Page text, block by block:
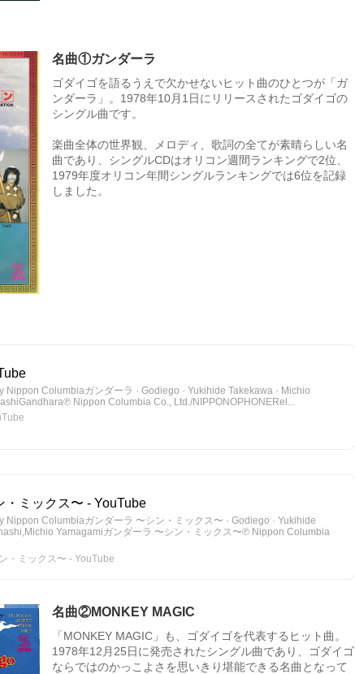
名曲①ガンダーラ
ゴダイゴを語るうえで欠かせないヒット曲のひとつが「ガ
ンダーラ」。1978年10月1日にリリースされたゴダイゴの
シングル曲です。
楽曲全体の世界観、メロディ、歌詞の全てが素晴らしい名
曲であり、シングルCDはオリコン週間ランキングで2位、
1979年度オリコン年間シングルランキングでは6位を記録
しました。
Nippon Columbiaガンダーラ · Godiego · Yukihide Takekawa · Michio
Nippon Columbia Co., Ltd./NIPPONOPHONERel...
・ミックス〜 - YouTube
Nippon Columbiaガンダーラ 〜シン・ミックス〜 · Godiego · Yukihide
Yamagamiガンダーラ 〜シン・ミックス〜℗ Nippon Columbia
・ミックス〜 - YouTube
名曲②MONKEY MAGIC
「MONKEY MAGIC」も、ゴダイゴを代表するヒット曲。
1978年12月25日に発売されたシングル曲であり、ゴダイゴ
ならではのかっこよさを思いきり堪能できる名曲となって